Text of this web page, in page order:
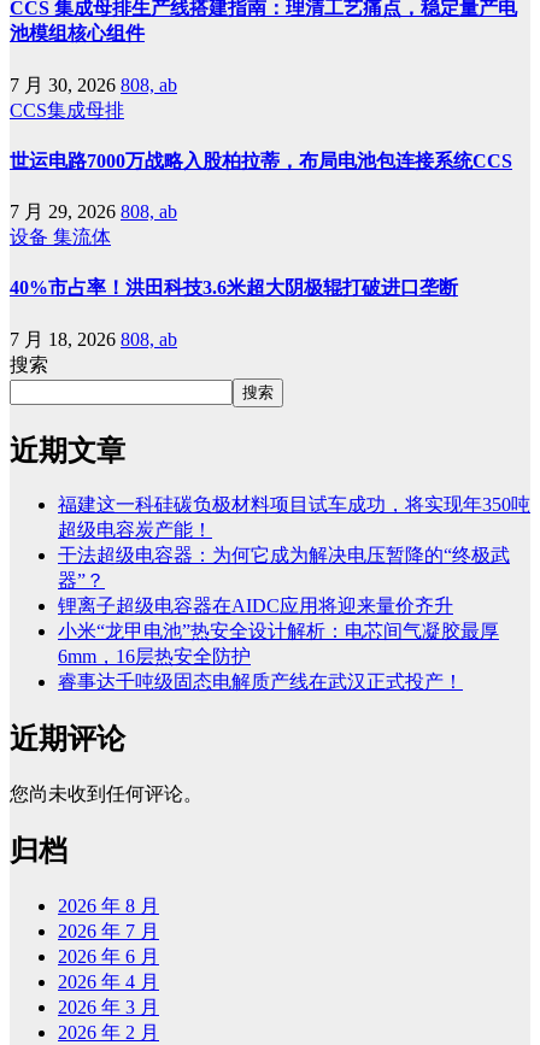
CCS 集成母排生产线搭建指南：理清工艺痛点，稳定量产电
池模组核心组件
7 月 30, 2026 808, ab
CCS集成母排
世运电路7000万战略入股柏拉蒂，布局电池包连接系统CCS
7 月 29, 2026 808, ab
设备 集流体
40%市占率！洪田科技3.6米超大阴极辊打破进口垄断
7 月 18, 2026 808, ab
搜索
搜索
近期文章
福建这一科硅碳负极材料项目试车成功，将实现年350吨
超级电容炭产能！
干法超级电容器：为何它成为解决电压暂降的“终极武
器”？
锂离子超级电容器在AIDC应用将迎来量价齐升
小米“龙甲电池”热安全设计解析：电芯间气凝胶最厚
6mm，16层热安全防护
睿事达千吨级固态电解质产线在武汉正式投产！
近期评论
您尚未收到任何评论。
归档
2026 年 8 月
2026 年 7 月
2026 年 6 月
2026 年 4 月
2026 年 3 月
2026 年 2 月